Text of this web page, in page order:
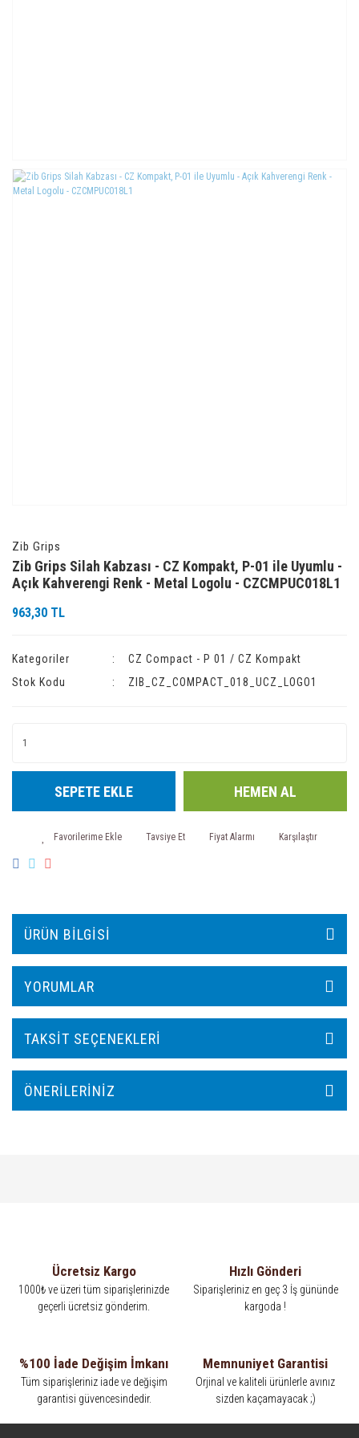
Zib Grips
Zib Grips Silah Kabzası - CZ Kompakt, P-01 ile Uyumlu -
Açık Kahverengi Renk - Metal Logolu - CZCMPUC018L1
963,30 TL
Kategoriler
CZ Compact - P 01 / CZ Kompakt
Stok Kodu
ZIB_CZ_COMPACT_018_UCZ_LOGO1
SEPETE EKLE HEMEN AL
Tavsiye Et Fiyat Alarmı Karşılaştır
ÜRÜN BILGISI
YORUMLAR
TAKSIT SEÇENEKLERI
ÖNERILERINIZ
Ücretsiz Kargo
1000₺ ve üzeri tüm siparişlerinizde
geçerli ücretsiz gönderim.
Hızlı Gönderi
Siparişleriniz en geç 3 İş gününde
kargoda !
%100 İade Değişim İmkanı
Tüm siparişleriniz iade ve değişim
garantisi güvencesindedir.
Memnuniyet Garantisi
Orjinal ve kaliteli ürünlerle avınız
sizden kaçamayacak ;)